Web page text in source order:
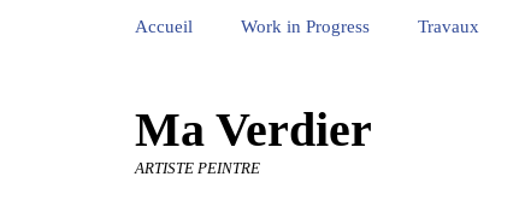
Ma Verdier
ARTISTE PEINTRE
Premier Menu
Accueil Work in Progress Travaux